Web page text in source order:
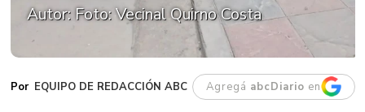
EQUIPO DE REDACCIÓN ABC Agregá abcDiario en
Autor: Foto: Vecinal Quirno Costa